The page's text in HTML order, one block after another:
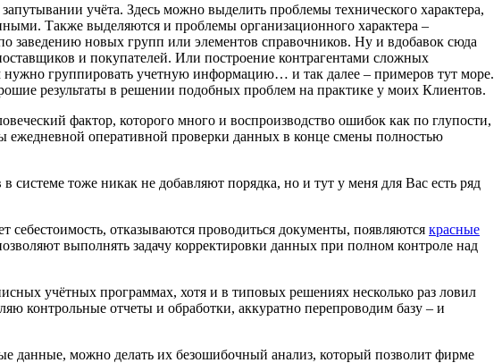
учёта. Здесь можно выделить проблемы технического характера,
Также выделяются и проблемы организационного характера –
заведению новых групп или элементов справочников. Ну и вдобавок сюда
и покупателей. Или построение контрагентами сложных
группировать учетную информацию… и так далее – примеров тут море.
результаты в решении подобных проблем на практике у моих Клиентов.
фактор, которого много и воспроизводство ошибок как по глупости,
ежедневной оперативной проверки данных в конце смены полностью
тоже никак не добавляют порядка, но и тут у меня для Вас есть ряд
себестоимость, отказываются проводиться документы, появляются красные
выполнять задачу корректировки данных при полном контроле над
учётных программах, хотя и в типовых решениях несколько раз ловил
контрольные отчеты и обработки, аккуратно перепроводим базу – и
данные, можно делать их безошибочный анализ, который позволит фирме